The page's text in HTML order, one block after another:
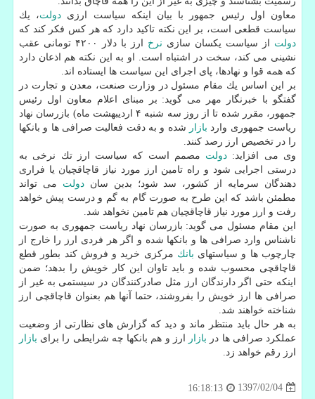
معاون اول رئیس جمهور با بیان اینكه سیاست ارزی دولت، یك
سیاست قطعی است، بر این نكته تاكید دارد كه هر كس فكر كند كه
دولت از سیاست یكسان سازی نرخ
ارز با دلار ۴۲۰۰ تومانی عقب
نشینی می كند، سخت در اشتباه است. او به این نكته هم اذعان دارد
كه همه قوا و نهادها، پای اجرای این سیاست ها ایستاده اند.
بر این اساس یك مقام مسئول در وزارت صنعت، معدن و تجارت در
گفتگو با خبرنگار مهر می گوید: بر مبنای اعلام معاون اول رئیس
جمهور، مقرر شده تا از روز سه شنبه ۴ اردیبهشت ماه) بازرسان نهاد
ریاست جمهوری وارد بازار شده و به دقت فعالیت صرافی ها و بانكها
را در تخصیص ارز رصد كنند.
وی می افزاید: دولت مصمم است كه سیاست ارز تك نرخی به
درستی اجرایی شود و راه تامین ارز مورد نیاز قاچاقچیان یا فراری
دهندگان سرمایه از كشور، سد شود؛ بدین ساندولت می تواند
مطمئن باشد كه این طرح به صورت گام به گم و درست پیش خواهد
رفت و ارز مورد نیاز قاچاقچیان هم تامین نخواهد شد.
این مقام مسئول می گوید: بازرسان نهاد ریاست جمهوری به صورت
ناشناس وارد صرافی ها و بانكها شده و اگر هر فردی ارز را خارج از
چارچوب ها و سیاستهای بانك مركزی خرید و فروش كند بطور قطع
قاچاقچی محسوب شده و باید تاوان این كار خویش را بدهد؛ ضمن
اینكه حتی اگر دارندگان ارز مثل صادركنندگان در سیستمی به غیر از
صرافی ها ارز خویش را بفروشند، حتما آنها هم بعنوان قاچاقچی ارز
شناخته خواهند شد.
به هر حال باید منتظر ماند و دید كه گزارش های نظارتی از وضعیت
عملكرد صرافی ها در بازار ارز و هم بانكها چه شرایطی را برای بازار
ارز رقم خواهد زد.
1397/02/04
16:18:13